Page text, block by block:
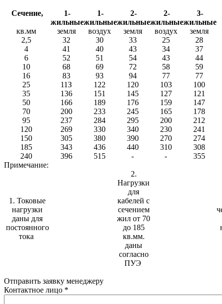
Cечение,
1-
жильные
1-
жильные
2-
жильные
2-
жильные
3-
жильные
кв.мм
земля воздух земля воздух
земля
2,5
32 30 33 25
28
4
41 40 43 34
37
6
52 51 54 43
44
10
68 69 72 58
59
16
83 93 94 77
77
25
11З 122 120 103
100
35
136 151 145 127
121
50
166 189 176 159
147
70
200 233 245 165
178
95
237 284 295 200
212
120
269 330 340 230
241
150
305 380 390 270
274
185
343 436 440 310
308
240
396 515 - -
355
Примечание:
1. Токовые
нагрузки
даны для
постоянного
тока
2.
Нагрузки
для
кабелей с
сечением
жил от 70
до 185
кв.мм.
даны
согласно
ПУЭ
Отправить заявку менеджеру
Контактное лицо *